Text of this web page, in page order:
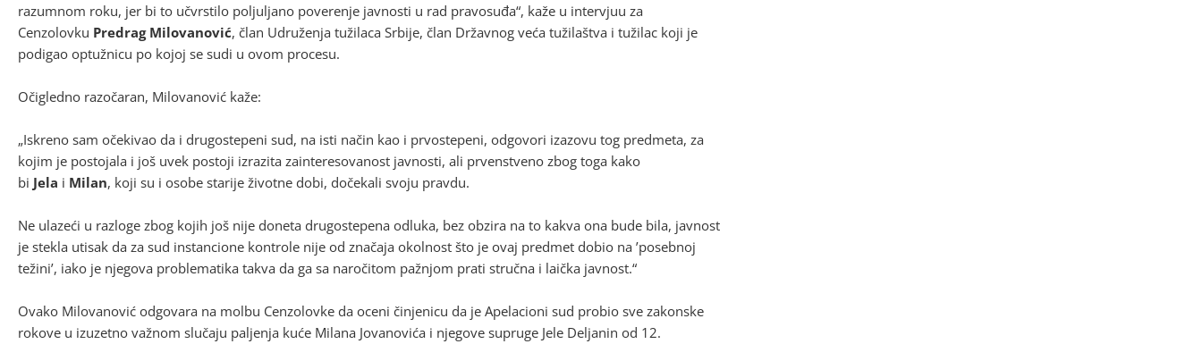
razumnom roku, jer bi to učvrstilo poljuljano poverenje javnosti u rad pravosuđa“, kaže u intervjuu za
Cenzolovku Predrag Milovanović, član Udruženja tužilaca Srbije, član Državnog veća tužilaštva i tužilac koji je
podigao optužnicu po kojoj se sudi u ovom procesu.
Očigledno razočaran, Milovanović kaže:
„Iskreno sam očekivao da i drugostepeni sud, na isti način kao i prvostepeni, odgovori izazovu tog predmeta, za
kojim je postojala i još uvek postoji izrazita zainteresovanost javnosti, ali prvenstveno zbog toga kako
bi Jela i Milan, koji su i osobe starije životne dobi, dočekali svoju pravdu.
Ne ulazeći u razloge zbog kojih još nije doneta drugostepena odluka, bez obzira na to kakva ona bude bila, javnost
je stekla utisak da za sud instancione kontrole nije od značaja okolnost što je ovaj predmet dobio na ’posebnoj
težini’, iako je njegova problematika takva da ga sa naročitom pažnjom prati stručna i laička javnost.“
Ovako Milovanović odgovara na molbu Cenzolovke da oceni činjenicu da je Apelacioni sud probio sve zakonske
rokove u izuzetno važnom slučaju paljenja kuće Milana Jovanovića i njegove supruge Jele Deljanin od 12.